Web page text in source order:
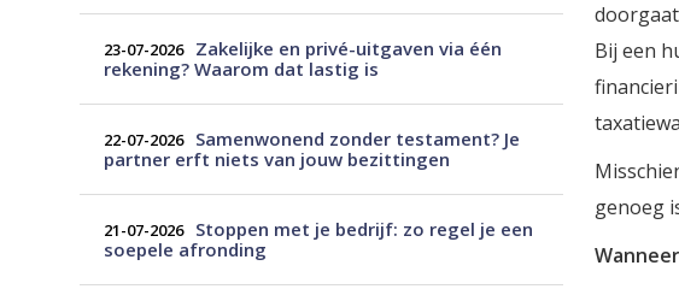
23-07-2026
Zakelijke en privé-uitgaven via één
rekening? Waarom dat lastig is
22-07-2026
Samenwonend zonder testament? Je
partner erft niets van jouw bezittingen
21-07-2026
Stoppen met je bedrijf: zo regel je een
soepele afronding
Bij een
genoeg